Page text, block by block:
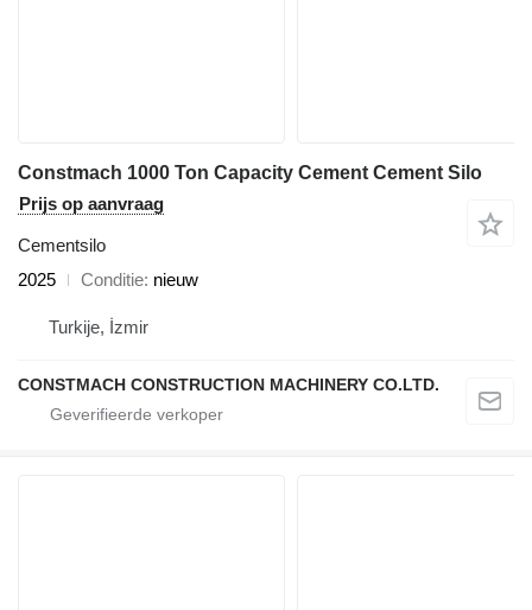
Constmach 1000 Ton Capacity Cement Cement Silo
Prijs op aanvraag
Cementsilo
2025
Conditie nieuw
Turkije, İzmir
CONSTMACH CONSTRUCTION MACHINERY CO.LTD.